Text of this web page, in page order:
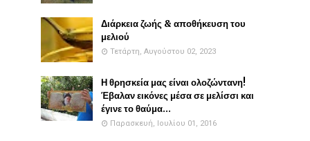
Διάρκεια ζωής & αποθήκευση του
μελιού
Τετάρτη, Αυγούστου 02, 2023
Η θρησκεία μας είναι ολοζώντανη!
Έβαλαν εικόνες μέσα σε μελίσσι και
έγινε το θαύμα...
Παρασκευή, Ιουλίου 01, 2016